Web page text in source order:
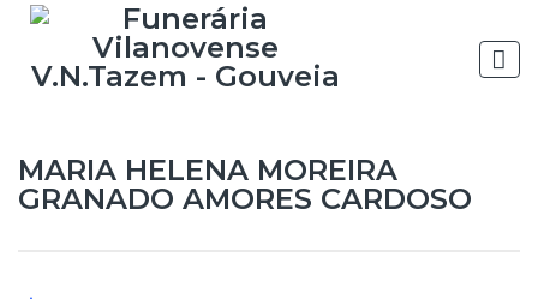
MARIA HELENA MOREIRA
GRANADO AMORES CARDOSO